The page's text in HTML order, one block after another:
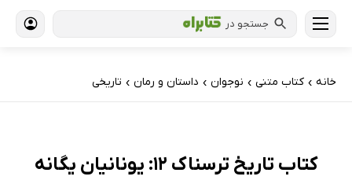
جستجو در
خانه › کتاب‌ متنی › نوجوان › داستان و رمان › تاریخی
کتاب تاریخ ترسناک 12: یونانیان یگانه